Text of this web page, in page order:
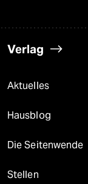
Verlag
Aktuelles
Hausblog
Die Seitenwende
Stellen